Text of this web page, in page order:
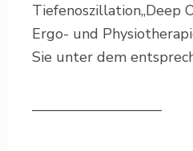
Tiefenoszillation„Deep
Ergo- und
Sie unter dem
—————————